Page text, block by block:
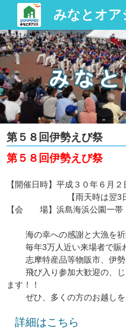
みなとオア
第５８回伊勢えび祭
第５８回伊勢えび祭
【 開催日時】平成３０年６月
【雨天時は翌3日（
【会 場】浜島海浜公園一帯
海の幸への感謝と大漁を祈
毎年3万人近い来場者で賑わ
志摩特産品等物販市、伊勢
飛び入り参加大歓迎の、じ
ます！！
ぜひ、多くの方のお越しを
詳細はこちら